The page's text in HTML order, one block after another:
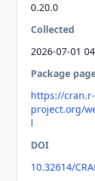
0.20.0
Collected
2026-07-01
Package
https://cran.r-
project.org/
l
DOI
10.32614/